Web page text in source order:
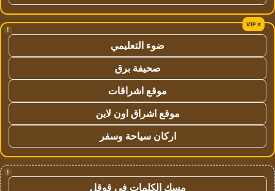
!
ضوء التعليمي
صحيفة برق
موقع اشراقات
موقع اشراق اون لاين
اركان سياحة وسفر
!
مسك الكلمات في قوقل